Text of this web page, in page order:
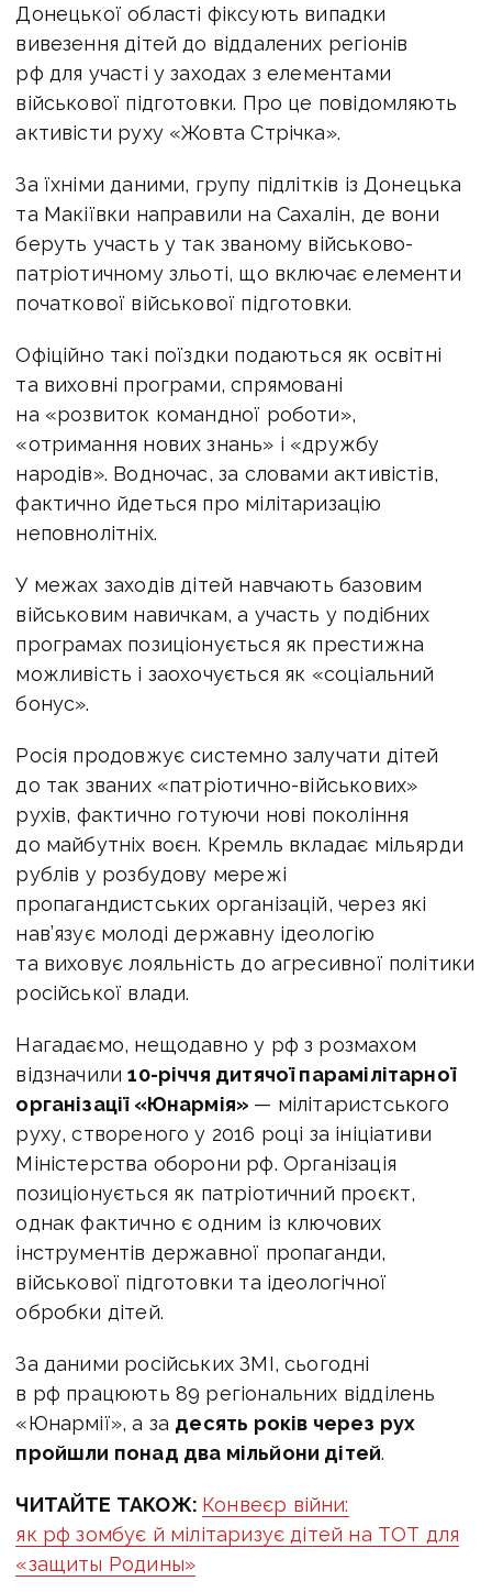
Донецької області фіксують випадки
вивезення дітей до віддалених регіонів
рф для участі у заходах з елементами
військової підготовки. Про це повідомляють
активісти руху «Жовта Стрічка».
За їхніми даними, групу підлітків із Донецька
та Макіївки направили на Сахалін, де вони
беруть участь у так званому військово-
патріотичному зльоті, що включає елементи
початкової військової підготовки.
Офіційно такі поїздки подаються як освітні
та виховні програми, спрямовані
на «розвиток командної роботи»,
«отримання нових знань» і «дружбу
народів». Водночас, за словами активістів,
фактично йдеться про мілітаризацію
неповнолітніх.
У межах заходів дітей навчають базовим
військовим навичкам, а участь у подібних
програмах позиціонується як престижна
можливість і заохочується як «соціальний
бонус».
Росія продовжує системно залучати дітей
до так званих «патріотично-військових»
рухів, фактично готуючи нові покоління
до майбутніх воєн. Кремль вкладає мільярди
рублів у розбудову мережі
пропагандистських організацій, через які
нав’язує молоді державну ідеологію
та виховує лояльність до агресивної політики
російської влади.
Нагадаємо, нещодавно у рф з розмахом
відзначили10-річчя дитячої парамілітарної
організації «Юнармія» — мілітаристського
руху, створеного у 2016 році за ініціативи
Міністерства оборони рф. Організація
позиціонується як патріотичний проєкт,
однак фактично є одним із ключових
інструментів державної пропаганди,
військової підготовки та ідеологічної
обробки дітей.
За даними російських ЗМІ, сьогодні
в рф працюють 89 регіональних відділень
«Юнармії», а за десять років через рух
пройшли понад два мільйони дітей.
ЧИТАЙТЕ ТАКОЖ: Конвеєр війни:
як рф зомбує й мілітаризує дітей на ТОТ для
«защиты Родины»